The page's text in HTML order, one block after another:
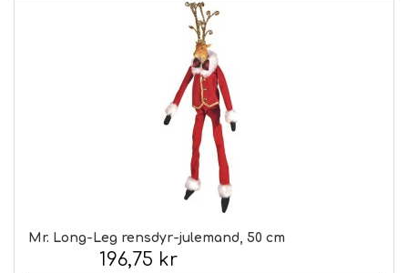
Mr. Long-Leg rensdyr-julemand, 50 cm
196,75 kr